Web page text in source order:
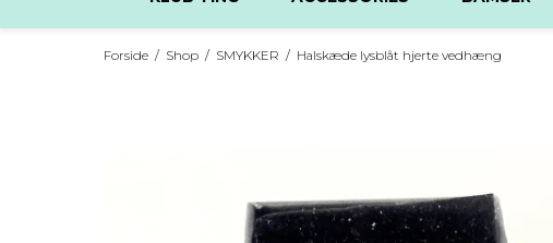
Forside / Shop / SMYKKER / Halskæde lysblåt hjerte vedhæng